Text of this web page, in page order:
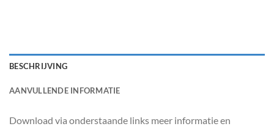
BESCHRIJVING
AANVULLENDE INFORMATIE
Download via onderstaande links meer informatie en